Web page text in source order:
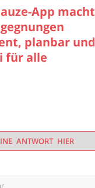
App macht
planbar und
für alle
ANTWORT HIER